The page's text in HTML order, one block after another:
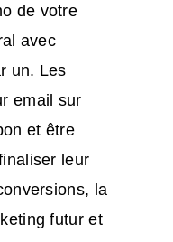
de votre
avec
un. Les
email sur
et être
leur
la
futur et